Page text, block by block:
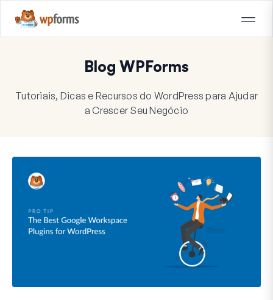
Blog WPForms
Tutoriais, Dicas e Recursos do WordPress para Ajudar
a Crescer Seu Negócio